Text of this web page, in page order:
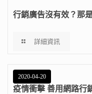
行銷廣告沒有效？那
詳細資訊
2020-04-20
疫情衝擊 善用網路行